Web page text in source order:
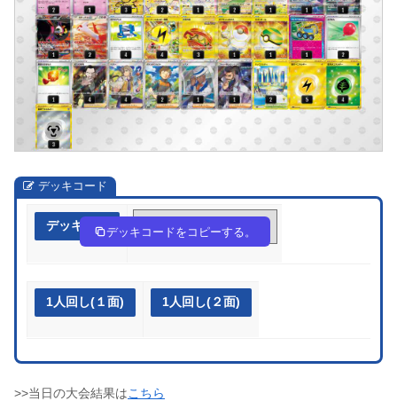
デッキコード
デッキ作成 VVb5FV-BEoUDg-VFkfdk
デッキコードをコピーする。
1人回し(１面) 1人回し(２面)
>>当日の大会結果はこちら